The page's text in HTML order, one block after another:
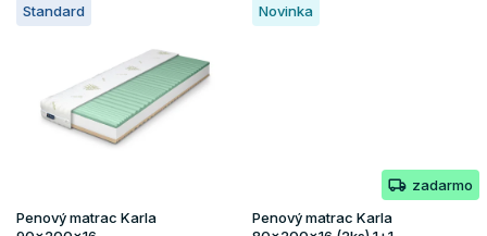
Standard
Penový matrac Karla
Novinka
zadarmo
Penový matrac Karla